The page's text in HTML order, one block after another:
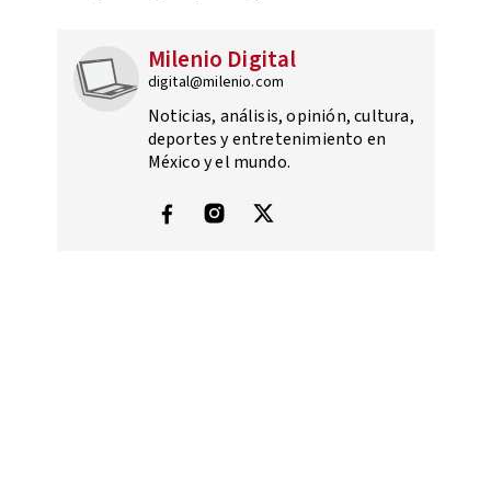
Milenio Digital
digital@milenio.com
Noticias, análisis, opinión, cultura,
deportes y entretenimiento en
México y el mundo.